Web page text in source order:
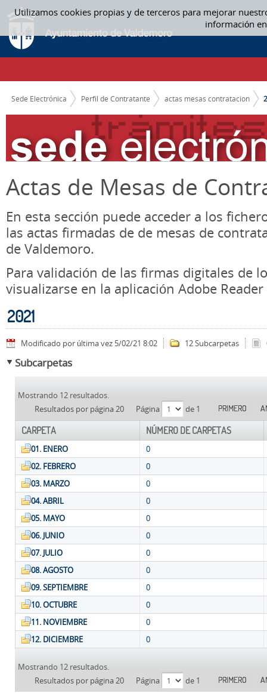
Utilizamos cookies propias y de terceros para mejorar
información
Saltar al contenido
2021 - ACTAS MESAS CONTRATACION
CAMINO DE MIGAS
Sede Electrónica Perfil de Contratante actas mesas contratacion
Actas de Mesas de
En esta sección puede acceder a los
las actas firmadas de de mesas de
de Valdemoro.
Para validación de las firmas digitales de
visualizarse en la aplicación Adobe Reader
2021
Modificado por última vez 5/02/21 8:02 12 Subcarpetas
Subcarpetas
Mostrando 12 resultados.
Resultados por página 20
Página de 1 PRIMERO
CARPETA NÚMERO DE CARPETAS
01. ENERO
0
02. FEBRERO
0
03. MARZO
0
04. ABRIL
0
05. MAYO
0
06. JUNIO
0
07. JULIO
0
08. AGOSTO
0
09. SEPTIEMBRE
0
10. OCTUBRE
0
11. NOVIEMBRE
0
12. DICIEMBRE
0
Mostrando 12 resultados.
Resultados por página 20
Página de 1 PRIMERO